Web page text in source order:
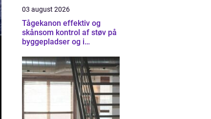
03 august 2026
Tågekanon effektiv og
skånsom kontrol af støv på
byggepladser og i